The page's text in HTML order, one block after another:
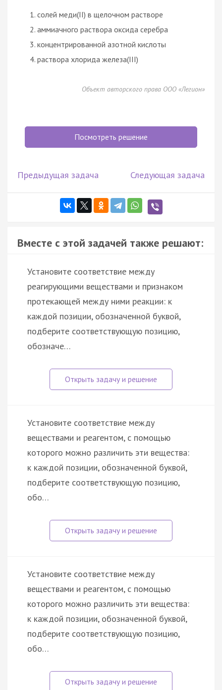
солей меди(II) в щелочном растворе
аммиачного раствора оксида серебра
концентрированной азотной кислоты
раствора хлорида железа(III)
Объект авторского права ООО «Легион»
Посмотреть решение
Предыдущая задача Следующая задача
Вместе с этой задачей также решают:
Установите соответствие между
реагирующими веществами и признаком
протекающей между ними реакции: к
каждой позиции, обозначенной буквой,
подберите соответствующую позицию,
обозначе…
Установите соответствие между
веществами и реагентом, c помощью
которого можно различить эти вещества:
к каждой позиции, обозначенной буквой,
подберите соответствующую позицию,
обо…
Установите соответствие между
веществами и реагентом, с помощью
которого можно различить эти вещества:
к каждой позиции, обозначенной буквой,
подберите соответствующую позицию,
обо…